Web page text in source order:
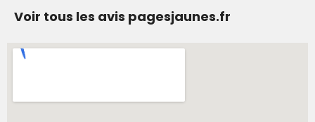
Voir tous les avis pagesjaunes.fr